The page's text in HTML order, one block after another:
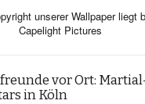
unserer Wallpaper liegt
Capelight Pictures
vor Ort:
in Köln